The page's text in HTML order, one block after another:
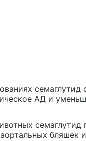
АД и
семаглутид
бляшек